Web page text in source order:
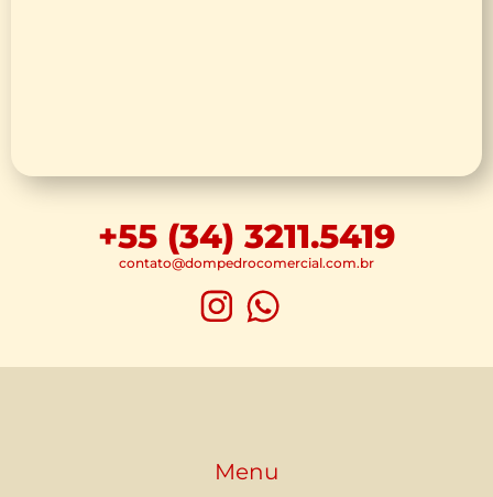
+55 (34) 3211.5419
contato@dompedrocomercial.com.br
Menu